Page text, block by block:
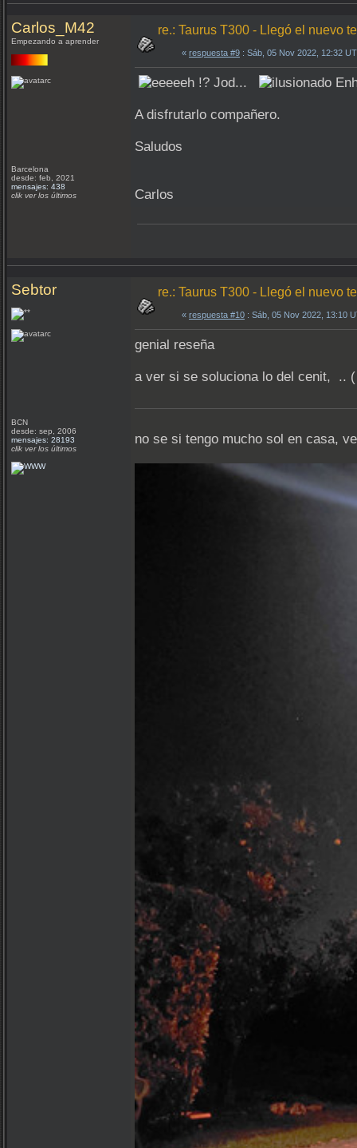
Carlos_M42
Empezando a aprender
Barcelona
desde: feb, 2021
mensajes: 438
clik ver los últimos
re.: Taurus T300 - Llegó el nuevo
« respuesta #9 : Sáb, 05 Nov 2022, 12:32
Jod...
A disfrutarlo compañero.
Saludos
Carlos
Sebtor
BCN
desde: sep, 2006
mensajes: 28193
clik ver los últimos
re.: Taurus T300 - Llegó el nuevo
« respuesta #10 : Sáb, 05 Nov 2022, 13:10
genial reseña
a ver si se soluciona lo del cenit, .. (
no se si tengo mucho sol en casa,